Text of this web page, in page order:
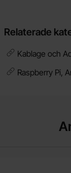
Relaterade
Kablage och
Raspberry Pi,
Makera